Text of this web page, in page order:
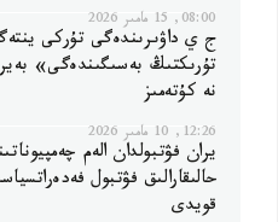
08:00, 15 مامىر 2026
ج ي داۋىرىندەگى تۇركى
تۇرىكتىڭ بەسىگىندەگى»
نە كۇتەمىز
12:26, 10 مامىر 2026
يران فۋتبولدان الەم
قويدى